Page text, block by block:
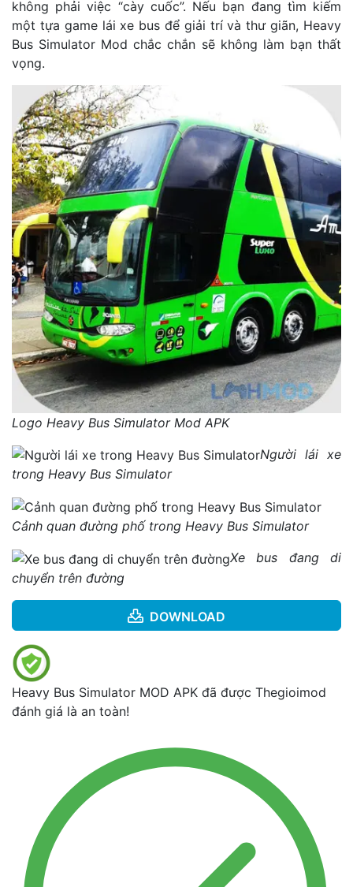
không phải việc “cày cuốc”. Nếu bạn đang tìm kiếm
một tựa game lái xe bus để giải trí và thư giãn, Heavy
Bus Simulator Mod chắc chắn sẽ không làm bạn thất
vọng.
Logo Heavy Bus Simulator Mod APK
Người lái xe
trong Heavy Bus Simulator
Cảnh quan đường phố trong Heavy Bus Simulator
Xe bus đang di
chuyển trên đường
DOWNLOAD
Heavy Bus Simulator MOD APK đã được Thegioimod
đánh giá là an toàn!